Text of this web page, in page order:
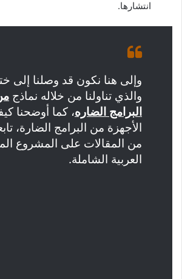
انتشارها.
وإلى هنا نكون قد وصلنا إلى
والذي تناولنا من خلاله نماذج
البرامج الضاره، كما أوضحنا
الأجهزة من البرامج الضارة،
من المقالات على المشروع
العربية الشاملة.